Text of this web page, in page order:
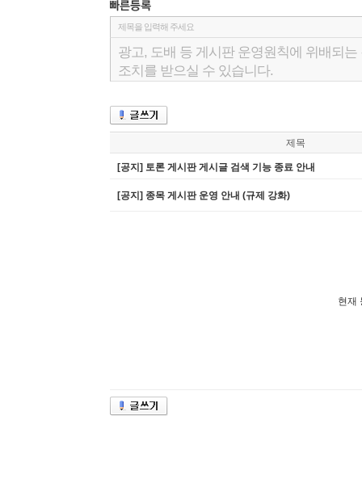
제목
[공지] 토론 게시판 게시글 검색 기능 종료 안내
[공지] 종목 게시판 운영 안내 (규제 강화)
현재